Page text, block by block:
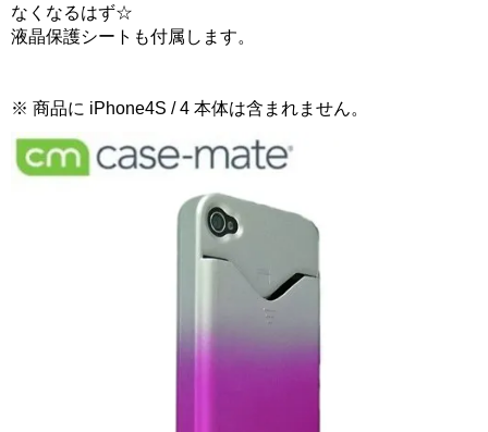
なくなるはず☆
液晶保護シートも付属します。
※ 商品に iPhone4S / 4 本体は含まれません。